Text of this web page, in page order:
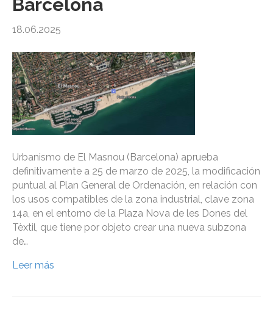
Barcelona
18.06.2025
Urbanismo de El Masnou (Barcelona) aprueba
definitivamente a 25 de marzo de 2025, la modificación
puntual al Plan General de Ordenación, en relación con
los usos compatibles de la zona industrial, clave zona
14a, en el entorno de la Plaza Nova de les Dones del
Tèxtil, que tiene por objeto crear una nueva subzona
de…
Leer más